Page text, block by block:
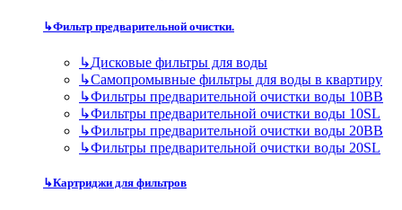
↳Фильтр предварительной очистки.
↳Дисковые фильтры для воды
↳Самопромывные фильтры для воды в квартиру
↳Фильтры предварительной очистки воды 10BB
↳Фильтры предварительной очистки воды 10SL
↳Фильтры предварительной очистки воды 20BB
↳Фильтры предварительной очистки воды 20SL
↳Картриджи для фильтров